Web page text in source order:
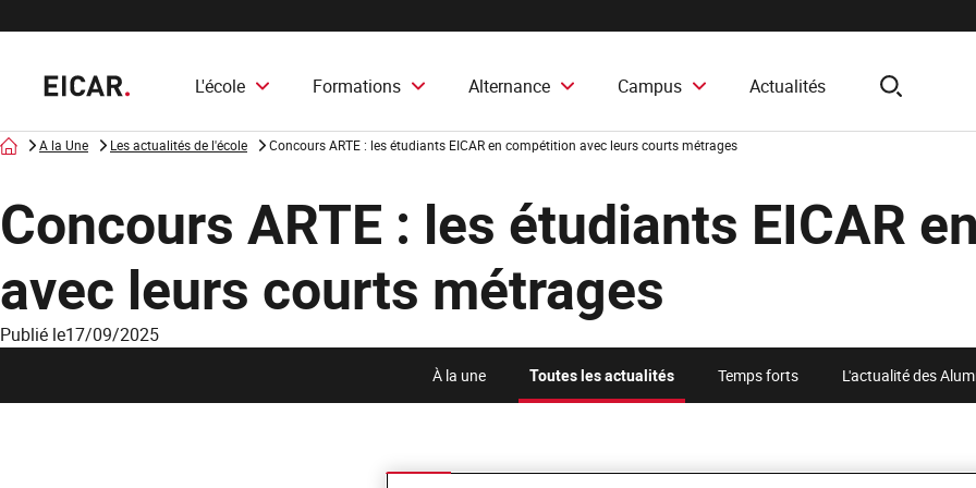
L'école Formations Alternance Campus Actualités search
AccueilA la Une Les actualités de l'école Concours ARTE : les étudiants EICAR en compétition avec leurs courts métrages
Concours ARTE : les étudiants EICAR
avec leurs courts métrages
Publié le17/09/2025
À la une Toutes les actualités Temps forts L'actualité des